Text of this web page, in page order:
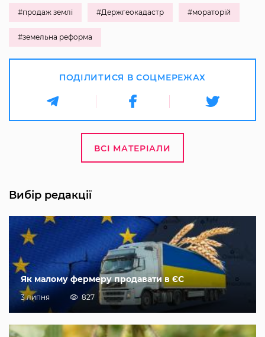
#продаж землі #Держгеокадастр #мораторій
#земельна реформа
ПОДІЛИТИСЯ В СОЦМЕРЕЖАХ
ВСІ МАТЕРІАЛИ
Вибір редакції
Як малому фермеру продавати в ЄС
3 липня 827